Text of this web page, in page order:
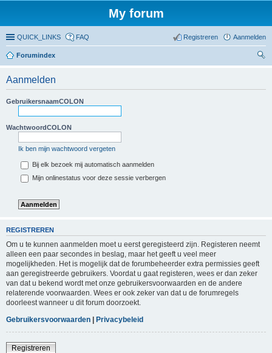
My forum
QUICK_LINKS FAQ Aanmelden
Registreren
Forumindex
Aanmelden
GebruikersnaamCOLON
WachtwoordCOLON
Ik ben mijn wachtwoord vergeten
Bij elk bezoek mij automatisch aanmelden
Mijn onlinestatus voor deze sessie verbergen
REGISTREREN
Om u te kunnen aanmelden moet u eerst geregisteerd zijn. Registeren neemt
alleen een paar secondes in beslag, maar het geeft u veel meer
mogelijkheden. Het is mogelijk dat de forumbeheerder extra permissies geeft
aan geregistreerde gebruikers. Voordat u gaat registeren, wees er dan zeker
van dat u bekend wordt met onze gebruikersvoorwaarden en de andere
relaterende voorwaarden. Wees er ook zeker van dat u de forumregels
doorleest wanneer u dit forum doorzoekt.
Gebruikersvoorwaarden | Privacybeleid
Registreren